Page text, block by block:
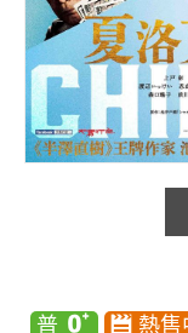
合作夥伴
商家介紹